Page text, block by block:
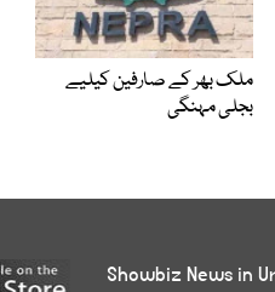
ملک بھر کے صارفین کیلیے
بجلی مہنگی
Showbiz News in